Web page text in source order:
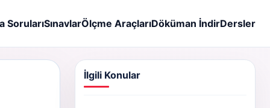
SorularıSınavlarÖlçme AraçlarıDöküman İndirDersler
İlgili Konular